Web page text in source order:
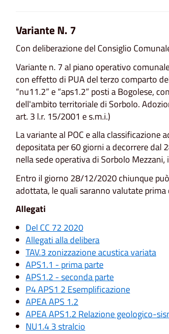
Variante N. 7
Con deliberazione del Consiglio
Variante n. 7 al piano operativo
con effetto di PUA del terzo comparto
“nu11.2” e “aps1.2” posti a Bogolese,
dell'ambito territoriale di Sorbolo.
art. 3 l.r. 15/2001 e s.m.i.)
La variante al POC e alla classificazione
depositata per 60 giorni a decorrere
nella sede operativa di Sorbolo
Entro il giorno 28/12/2020 chiunque
adottata, le quali saranno valutate
Allegati
Del CC 72 2020
Allegati alla delibera
TAV.3 zonizzazione acustica variata
APS1.1 - prima parte
APS1.2 - seconda parte
P4 APS1 2 Esemplificazione
APEA APS 1.2
APEA APS1.2 Relazione geologico-
NU1.4 3 stralcio